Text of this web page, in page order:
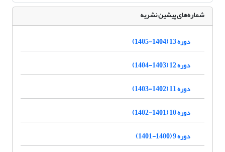
شماره‌های پیشین نشریه
دوره 13 (1404-1405)
دوره 12 (1403-1404)
دوره 11 (1402-1403)
دوره 10 (1401-1402)
دوره 9 (1400-1401)